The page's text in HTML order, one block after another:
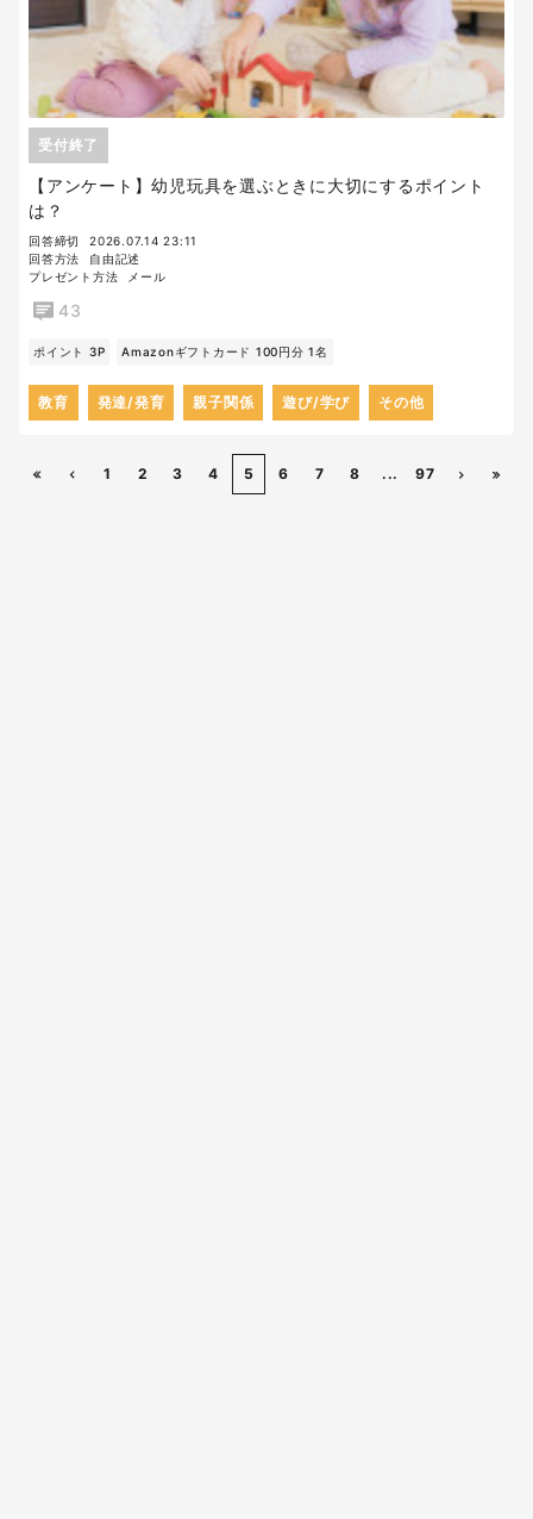
【アンケート】幼児玩具を選ぶときに大切にするポイント
は？
受付終了
回答締切
2026.07.14 23:11
回答方法
自由記述
プレゼント方法
メール
43
ポイント 3P Amazonギフトカード 100円分 1名
教育 発達/発育 親子関係 遊び/学び その他
1 2 3 4 5 6 7 8 ... 97